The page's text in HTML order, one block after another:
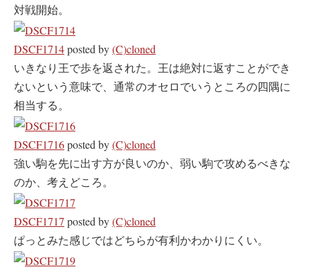
対戦開始。
DSCF1714posted by(C)cloned
いきなり王で歩を返された。王は絶対に返すことができ
ないという意味で、通常のオセロでいうところの四隅に
相当する。
DSCF1716posted by(C)cloned
強い駒を先に出す方が良いのか、弱い駒で攻めるべきな
のか、考えどころ。
DSCF1717 posted by(C)cloned
ぱっとみた感じではどちらが有利かわかりにくい。